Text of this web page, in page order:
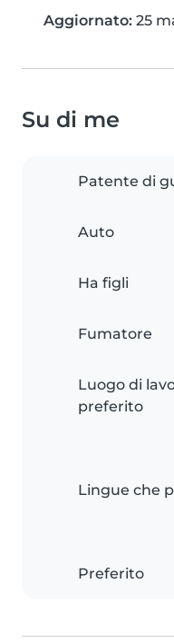
Aggiornato: 25
Su di me
Patente di
Auto
Ha figli
Fumatore
Luogo di
preferito
Lingue che
Preferito